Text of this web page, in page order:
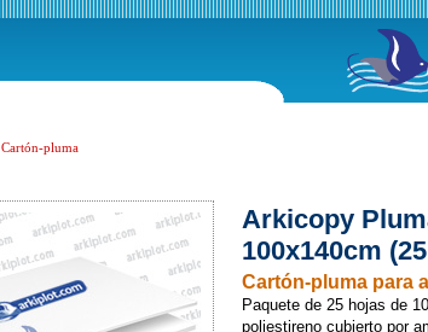
Cartón-pluma
Arkicopy
100x140cm
Cartón-pluma para
Paquete de 25 hojas de
poliestireno cubierto por